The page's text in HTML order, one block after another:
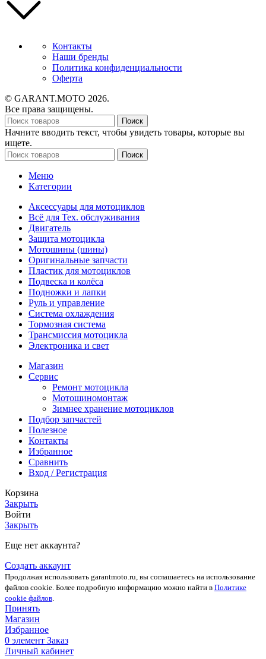
Контакты
Наши бренды
Политика конфиденциальности
Оферта
© GARANT.MOTO 2026.
Все права защищены.
Поиск
Начните вводить текст, чтобы увидеть товары, которые вы
ищете.
Поиск
Меню
Категории
Аксессуары для мотоциклов
Всё для Тех. обслуживания
Двигатель
Защита мотоцикла
Мотошины (шины)
Оригинальные запчасти
Пластик для мотоциклов
Подвеска и колёса
Подножки и лапки
Руль и управление
Система охлаждения
Тормозная система
Трансмиссия мотоцикла
Электроника и свет
Магазин
Сервис
Ремонт мотоцикла
Мотошиномонтаж
Зимнее хранение мотоциклов
Подбор запчастей
Полезное
Контакты
Избранное
Сравнить
Вход / Регистрация
Корзина
Закрыть
Войти
Закрыть
Еще нет аккаунта?
Создать аккаунт
Продолжая использовать garantmoto.ru, вы соглашаетесь на использование
файлов cookie. Более подробную информацию можно найти в Политике
cookie файлов.
Принять
Магазин
Избранное
0 элемент Заказ
Личный кабинет